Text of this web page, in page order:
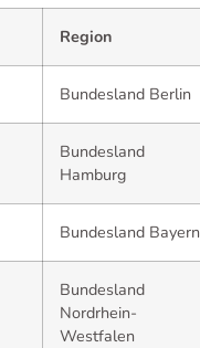
Region
Bundesland Berlin
Bundesland
Hamburg
Bundesland Bayern
Bundesland
Nordrhein-
Westfalen